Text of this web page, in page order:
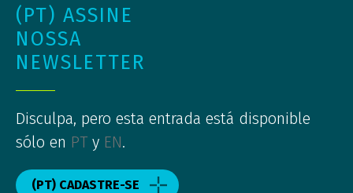
(PT) ASSINE
NOSSA
NEWSLETTER
Disculpa, pero esta entrada está disponible
sólo en PT y EN.
(PT) CADASTRE-SE